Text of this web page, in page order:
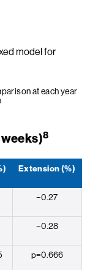
model for
at each year
8
Extension (%)
−0.27
−0.28
p=0.666